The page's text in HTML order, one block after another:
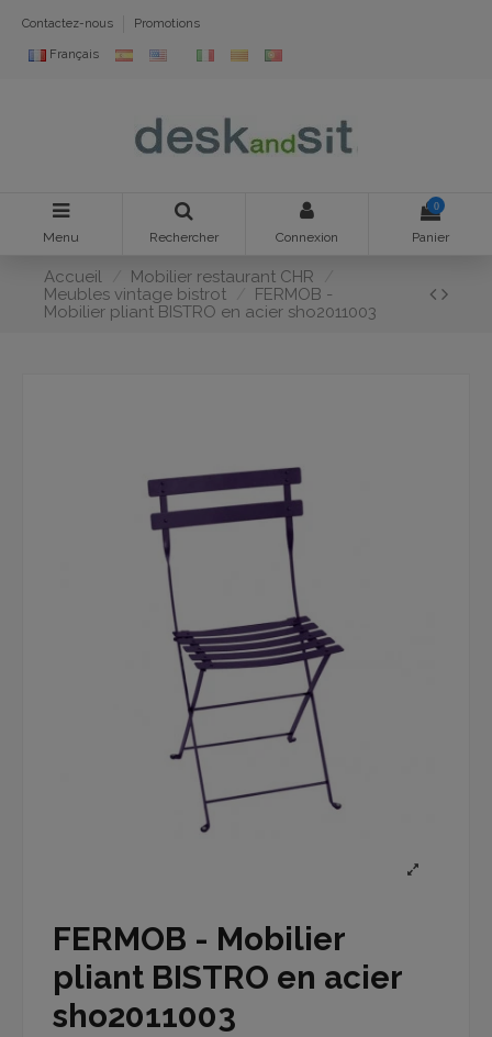
Contactez-nous Promotions
Français
Menu Rechercher Connexion
0
Panier
Accueil
Mobilier restaurant CHR
Meubles vintage bistrot
FERMOB -
Mobilier pliant BISTRO en acier sho2011003
FERMOB - Mobilier
pliant BISTRO en acier
sho2011003